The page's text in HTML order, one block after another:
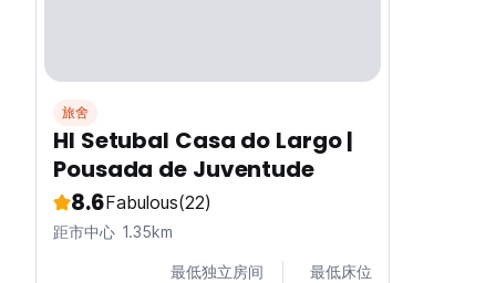
旅舍
HI Setubal Casa do Largo |
Pousada de Juventude
8.6Fabulous(22)
距市中心 1.35km
最低独立房间 最低床位